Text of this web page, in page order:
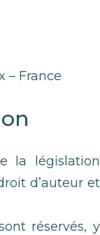
– France
la législation
d’auteur et
réservés, y